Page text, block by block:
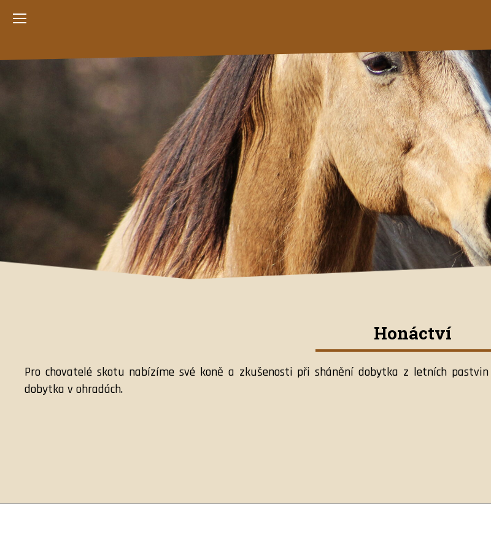
Honáctví
Pro chovatelé skotu nabízíme své koně a zkušenosti při shánění dobytka z letních
dobytka v ohradách.